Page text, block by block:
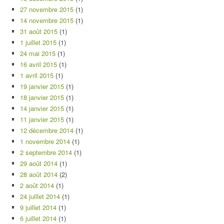
27 novembre 2015 (1)
14 novembre 2015 (1)
31 août 2015 (1)
1 juillet 2015 (1)
24 mai 2015 (1)
16 avril 2015 (1)
1 avril 2015 (1)
19 janvier 2015 (1)
18 janvier 2015 (1)
14 janvier 2015 (1)
11 janvier 2015 (1)
12 décembre 2014 (1)
1 novembre 2014 (1)
2 septembre 2014 (1)
29 août 2014 (1)
28 août 2014 (2)
2 août 2014 (1)
24 juillet 2014 (1)
9 juillet 2014 (1)
6 juillet 2014 (1)